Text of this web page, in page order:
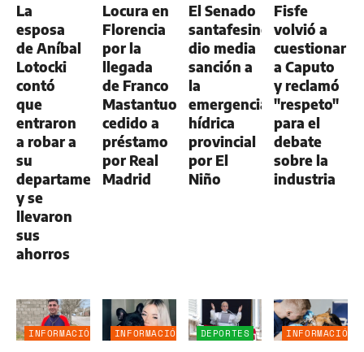
La
esposa
de Aníbal
Lotocki
contó
que
entraron
a robar a
su
departamento
y se
llevaron
sus
ahorros
Locura en
Florencia
por la
llegada
de Franco
Mastantuono,
cedido a
préstamo
por Real
Madrid
El Senado
santafesino
dio media
sanción a
la
emergencia
hídrica
provincial
por El
Niño
Fisfe
volvió a
cuestionar
a Caputo
y reclamó
"respeto"
para el
debate
sobre la
industria
INFORMACIÓN
INFORMACIÓN
DEPORTES
INFORMACIÓN